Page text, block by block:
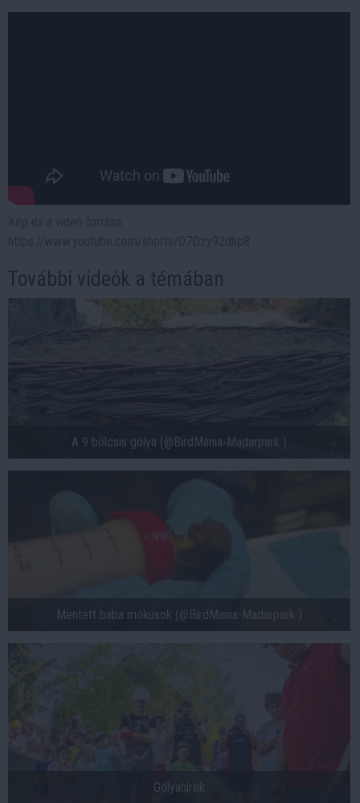
További videók a témában
A 9 bölcsis gólya (@BirdMania-Madarpark )
Mentett baba mókusok (@BirdMania-Madarpark )
Gólyahírek